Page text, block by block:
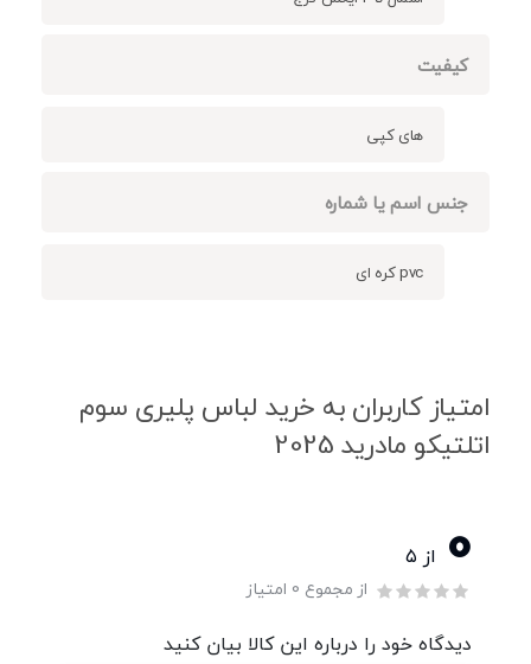
کیفیت
های کپی
جنس اسم یا شماره
pvc کره ای
امتیاز کاربران به خرید لباس پلیری سوم
اتلتیکو مادرید 2025
0 از ۵
از مجموع 0 امتیاز
دیدگاه خود را درباره این کالا بیان کنید